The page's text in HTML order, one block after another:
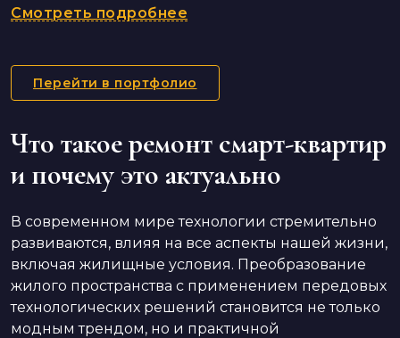
Смотреть подробнее
Перейти в портфолио
Что такое ремонт смарт-квартир
и почему это актуально
В современном мире технологии стремительно
развиваются, влияя на все аспекты нашей жизни,
включая жилищные условия. Преобразование
жилого пространства с применением передовых
технологических решений становится не только
модным трендом, но и практичной